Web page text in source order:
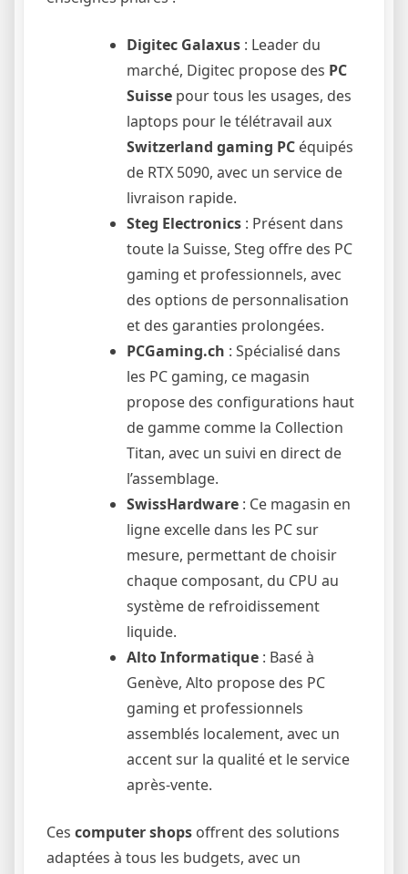
Digitec Galaxus : Leader du
marché, Digitec propose des PC
Suisse pour tous les usages, des
laptops pour le télétravail aux
Switzerland gaming PC équipés
de RTX 5090, avec un service de
livraison rapide.
Steg Electronics : Présent dans
toute la Suisse, Steg offre des PC
gaming et professionnels, avec
des options de personnalisation
et des garanties prolongées.
PCGaming.ch : Spécialisé dans
les PC gaming, ce magasin
propose des configurations haut
de gamme comme la Collection
Titan, avec un suivi en direct de
l’assemblage.
SwissHardware : Ce magasin en
ligne excelle dans les PC sur
mesure, permettant de choisir
chaque composant, du CPU au
système de refroidissement
liquide.
Alto Informatique : Basé à
Genève, Alto propose des PC
gaming et professionnels
assemblés localement, avec un
accent sur la qualité et le service
après-vente.
Ces computer shops offrent des solutions
adaptées à tous les budgets, avec un